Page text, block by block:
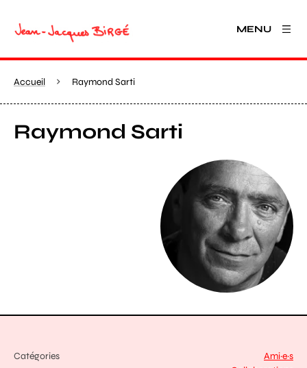
MENU
Accueil Raymond Sarti
Raymond Sarti
Agrandir
Catégories
Ami·e·s